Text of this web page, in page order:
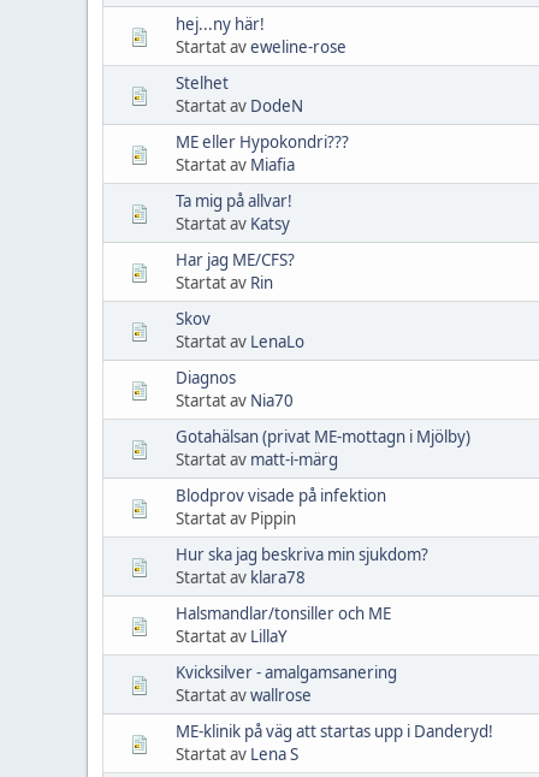
hej...ny här!
Startat aveweline-rose
Stelhet
Startat av DodeN
ME eller Hypokondri???
Startat av Miafia
Ta mig på allvar!
Startat av Katsy
Har jag ME/CFS?
Startat av Rin
Skov
Startat av LenaLo
Diagnos
Startat av Nia70
Gotahälsan (privat ME-mottagn i Mjölby)
Startat av matt-i-märg
Blodprov visade på infektion
Startat av Pippin
Hur ska jag beskriva min sjukdom?
Startat av klara78
Halsmandlar/tonsiller och ME
Startat av LillaY
Kvicksilver - amalgamsanering
Startat avwallrose
ME-klinik på väg att startas upp i Danderyd!
Startat av Lena S